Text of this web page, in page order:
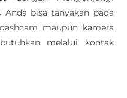
bisa tanyakan pada
maupun kamera
melalui kontak